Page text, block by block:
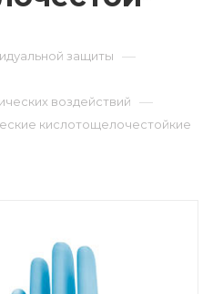
защиты —
воздействий —
кислотощелочестойкие